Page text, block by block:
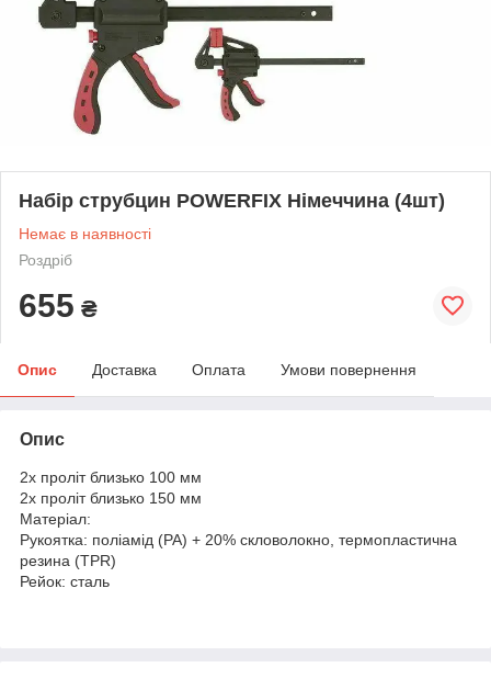
Набір струбцин POWERFIX Німеччина (4шт)
Немає в наявності
Роздріб
655 ₴
Опис Доставка Оплата Умови повернення
Опис
2x проліт близько 100 мм
2x проліт близько 150 мм
Матеріал:
Рукоятка: поліамід (PA) + 20% скловолокно, термопластична
резина (TPR)
Рейок: сталь